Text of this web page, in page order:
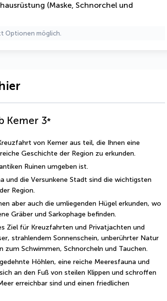
(Maske, Schnorchel und
Optionen möglich.
Kemer 3*
von Kemer aus teil, die Ihnen eine
Geschichte der Region zu erkunden.
Ruinen umgeben ist.
und die Versunkene Stadt sind die wichtigsten
Region.
aber auch die umliegenden Hügel erkunden, wo
Gräber und Sarkophage befinden.
Ziel für Kreuzfahrten und Privatjachten und
strahlendem Sonnenschein, unberührter Natur
zum Schwimmen, Schnorcheln und Tauchen.
Höhlen, eine reiche Meeresfauna und
an den Fuß von steilen Klippen und schroffen
erreichbar sind und einen friedlichen